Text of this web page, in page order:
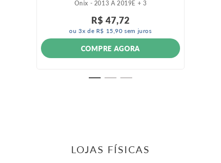
Onix - 2013 A 2019E + 3
R$ 47,72
ou3x de R$ 15,90 sem juros
COMPRE AGORA
LOJAS FÍSICAS